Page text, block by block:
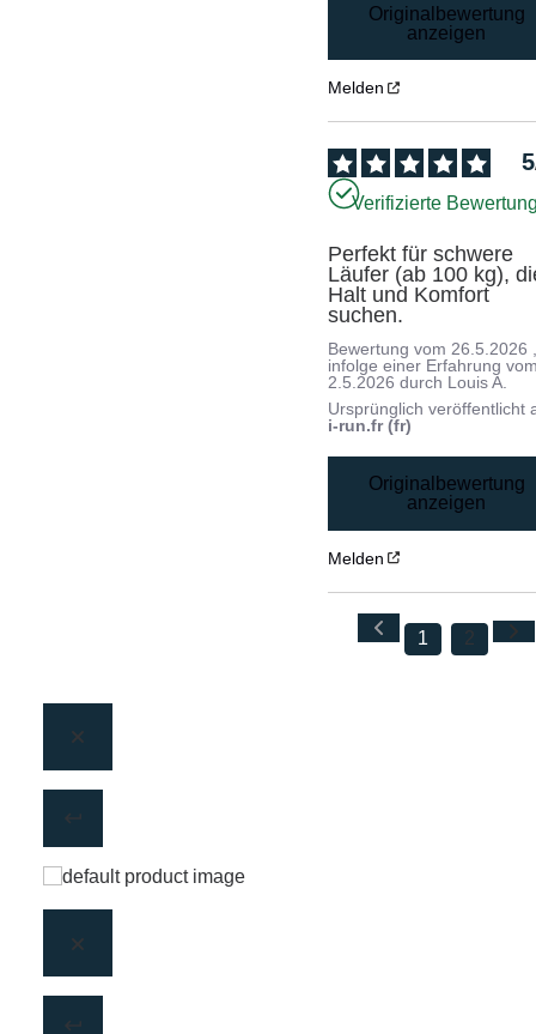
Originalbewertung
anzeigen
Melden
5
Verifizierte
Perfekt für schwere
Läufer (ab 100 kg),
Halt und Komfort
suchen.
Bewertung vom26.5.2026
infolge einer Erfahrung
2.5.2026 durch Louis A.
Ursprünglich veröffentlicht
i-run.fr (fr)
Originalbewertung
anzeigen
Melden
1 2